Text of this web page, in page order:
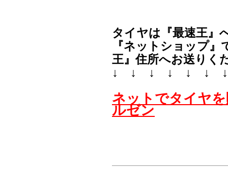
タイヤは『最速王』
『ネットショップ
王』住所へお送りく
↓ ↓ ↓ ↓ ↓ ↓
ネットでタイヤ
ルゼン